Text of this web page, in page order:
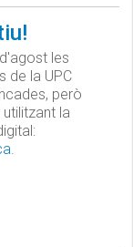
les
de la UPC
però
la